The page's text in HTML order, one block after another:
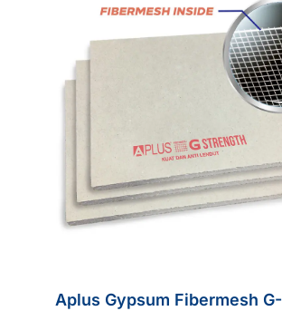
Aplus Gypsum Fibermesh